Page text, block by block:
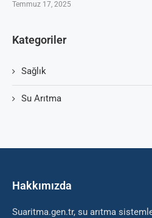
Temmuz 17, 2025
Kategoriler
Sağlık
Su Arıtma
Hakkımızda
Suaritma.gen.tr, su arıtma